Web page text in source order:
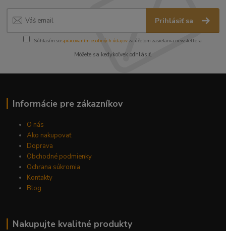
Prihlásiť sa
Súhlasím sospracovaním osobných údajov za účelom zasielania newslettera.
Môžete sa kedykoľvek odhlásiť.
Informácie pre zákazníkov
O nás
Ako nakupovať
Doprava
Obchodné podmienky
Ochrana súkromia
Kontakty
Blog
Nakupujte kvalitné produkty